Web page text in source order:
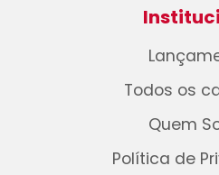
Todos os
Quem
Política de